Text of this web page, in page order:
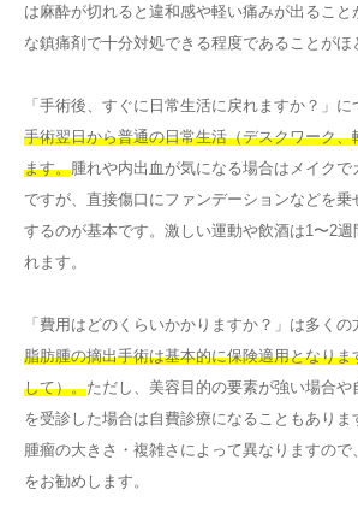
は麻酔が切れると違和感や軽い痛みが出ること
な鎮痛剤で十分対処できる程度であることがほ
「手術後、すぐに日常生活に戻れますか？」に
手術翌日から普通の日常生活（デスクワーク
ます。腫れや内出血が気になる場合はメイク
ですが、直接傷口にファンデーションなどを乗
するのが基本です。激しい運動や飲酒は1〜2週
れます。
「費用はどのくらいかかりますか？」は多くの
脂肪腫の摘出手術は基本的に保険適用となり
して）。ただし、美容目的の要素が強い場合や
を受診した場合は自費診療になることもあり
腫瘤の大きさ・複雑さによって異なりますので
をお勧めします。